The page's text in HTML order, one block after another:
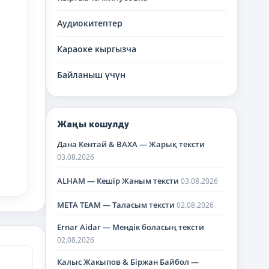
Аудиокитептер
Караоке кыргызча
Байланыш үчүн
Жаңы кошулду
Дана Кентай & BAXA — Жарық тексти
03.08.2026
ALHAM — Кешір Жаным тексти 03.08.2026
META TEAM — Таласым тексти 02.08.2026
Ernar Aidar — Мендік боласың тексти
02.08.2026
Калыс Жакыпов & Біржан Байбол —